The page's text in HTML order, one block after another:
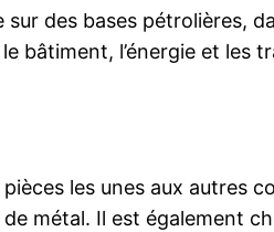
des bases pétrolières,
bâtiment, l’énergie et les
les unes aux autres
métal. Il est également